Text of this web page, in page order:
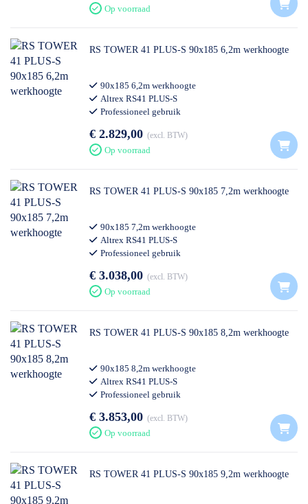
Op voorraad
RS TOWER 41 PLUS-S 90x185 6,2m werkhoogte
90x185 6,2m werkhoogte
Altrex RS41 PLUS-S
Professioneel gebruik
€ 2.829,00 excl. BTW
Op voorraad
RS TOWER 41 PLUS-S 90x185 7,2m werkhoogte
90x185 7,2m werkhoogte
Altrex RS41 PLUS-S
Professioneel gebruik
€ 3.038,00 excl. BTW
Op voorraad
RS TOWER 41 PLUS-S 90x185 8,2m werkhoogte
90x185 8,2m werkhoogte
Altrex RS41 PLUS-S
Professioneel gebruik
€ 3.853,00 excl. BTW
Op voorraad
RS TOWER 41 PLUS-S 90x185 9,2m werkhoogte